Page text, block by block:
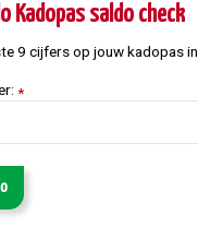
Kadopas saldo check
9 cijfers op jouw kadopas in
*